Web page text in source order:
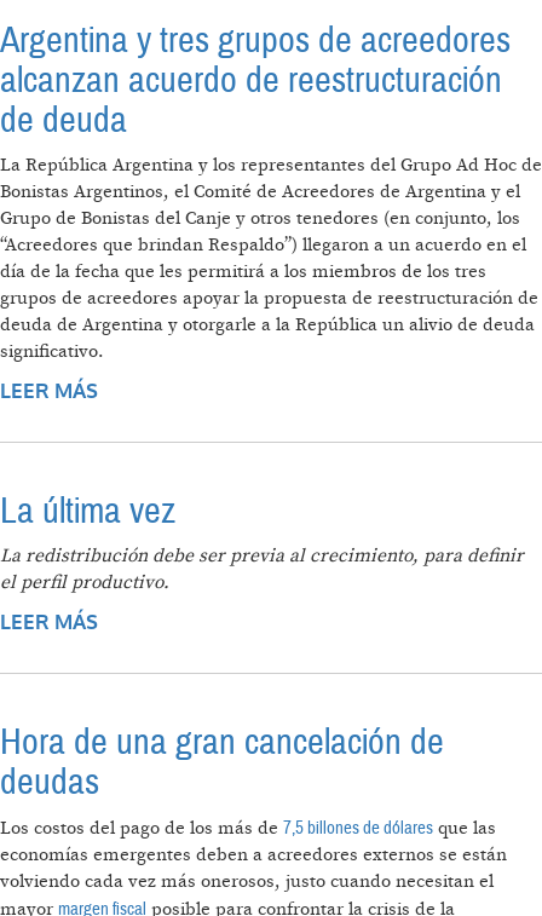
Argentina y tres grupos de acreedores
alcanzan acuerdo de reestructuración
de deuda
La República Argentina y los representantes del Grupo Ad Hoc de
Bonistas Argentinos, el Comité de Acreedores de Argentina y el
Grupo de Bonistas del Canje y otros tenedores (en conjunto, los
“Acreedores que brindan Respaldo”) llegaron a un acuerdo en el
día de la fecha que les permitirá a los miembros de los tres
grupos de acreedores apoyar la propuesta de reestructuración de
deuda de Argentina y otorgarle a la República un alivio de deuda
significativo.
LEER MÁS
REESTRUCTURACIÓN DE DEUDA
La última vez
La redistribución debe ser previa al crecimiento, para definir
el perfil productivo.
LEER MÁS
Hora de una gran cancelación de
deudas
Los costos del pago de los más de 7,5 billones de dólares que las
economías emergentes deben a acreedores externos se están
volviendo cada vez más onerosos, justo cuando necesitan el
mayor margen fiscal posible para confrontar la crisis de la